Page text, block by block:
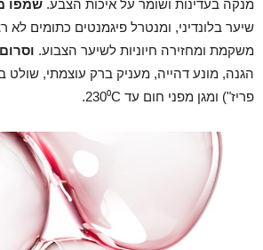
מנקה בעדינות ושומר על איכות הצבע. שמפו
שיער בלונדיני, ומנטרל פיגמנטים כתומים לא
משקמת ומחזירה חיוניות לשיער הצבוע.
הגנה, מונע דהייה, מעניק ברק עוצמתי, שולט
פריז") ומגן מפני חום עד 230⁰C.